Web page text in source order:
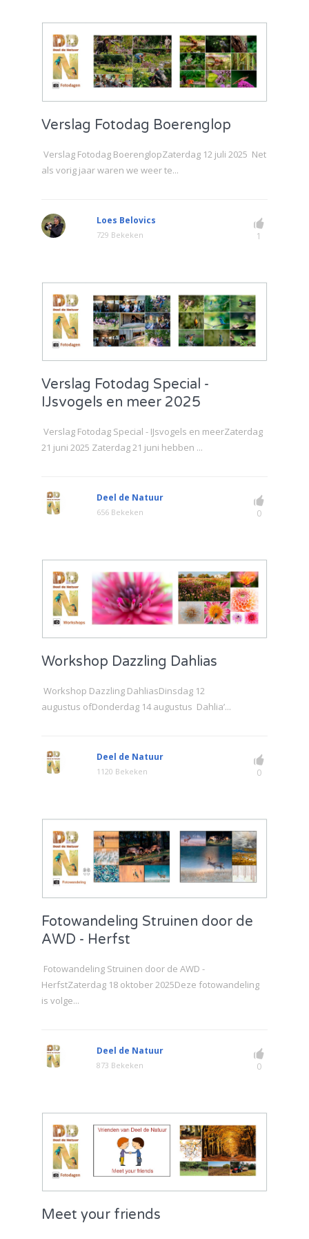
Verslag Fotodag Boerenglop
Verslag Fotodag BoerenglopZaterdag 12 juli 2025 Net
als vorig jaar waren we weer te...
Loes Belovics
729 Bekeken 1
Verslag Fotodag Special -
IJsvogels en meer 2025
Verslag Fotodag Special - IJsvogels en meerZaterdag
21 juni 2025 Zaterdag 21 juni hebben ...
Deel de Natuur
656 Bekeken 0
Workshop Dazzling Dahlias
Workshop Dazzling DahliasDinsdag 12
augustus ofDonderdag 14 augustus Dahlia’...
Deel de Natuur
1120 Bekeken 0
Fotowandeling Struinen door de
AWD - Herfst
Fotowandeling Struinen door de AWD -
HerfstZaterdag 18 oktober 2025Deze fotowandeling
is volge...
Deel de Natuur
873 Bekeken 0
Meet your friends